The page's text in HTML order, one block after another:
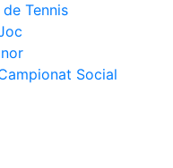
Tennis
Social